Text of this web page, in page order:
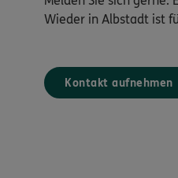
Wieder in Albstadt ist
Kontakt aufnehmen